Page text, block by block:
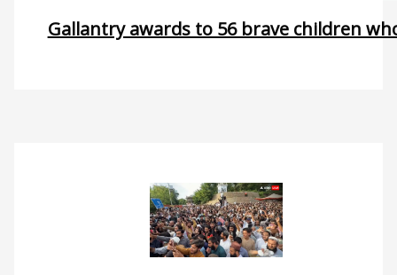
Gallantry awards to 56 brave children